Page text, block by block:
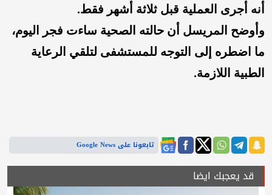
أنه أجرى العملية قبل ثلاثة أشهر فقط.
وأوضح المريسل أن حالته الصحية ساءت فجر اليوم،
ما اضطره إلى التوجه للمستشفى لتلقي الرعاية
الطبية اللازمة.
تابعونا على Google News
قد يعجبك ايضا